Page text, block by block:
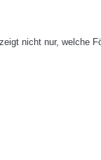
nicht nur, welche